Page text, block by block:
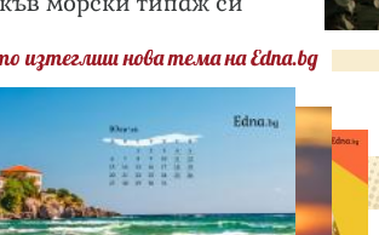
изтеглиш нова тема на Edna.bg